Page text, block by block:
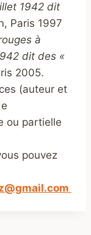
1942 dit
Paris 1997
à
dit des «
2005.
(auteur et
ou partielle
pouvez